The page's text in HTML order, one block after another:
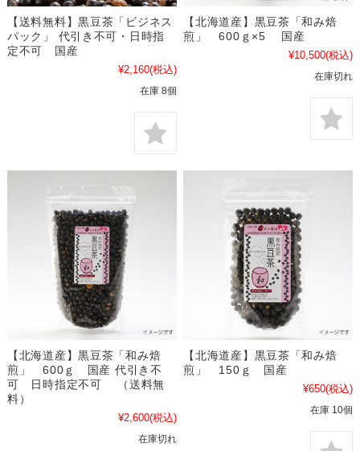
【送料無料】黒豆茶「ビジネス
パック」 代引き不可・日時指
定不可 国産
¥2,160(税込)
在庫 8個
【北海道産】黒豆茶「和み焙
煎」 600ｇ×5 国産
¥10,500(税込)
在庫切れ
【北海道産】黒豆茶「和み焙
煎」 600ｇ 国産 代引き不
可 日時指定不可 （送料無
料）
¥2,600(税込)
在庫切れ
【北海道産】黒豆茶「和み焙
煎」 150ｇ 国産
¥650(税込)
在庫 10個